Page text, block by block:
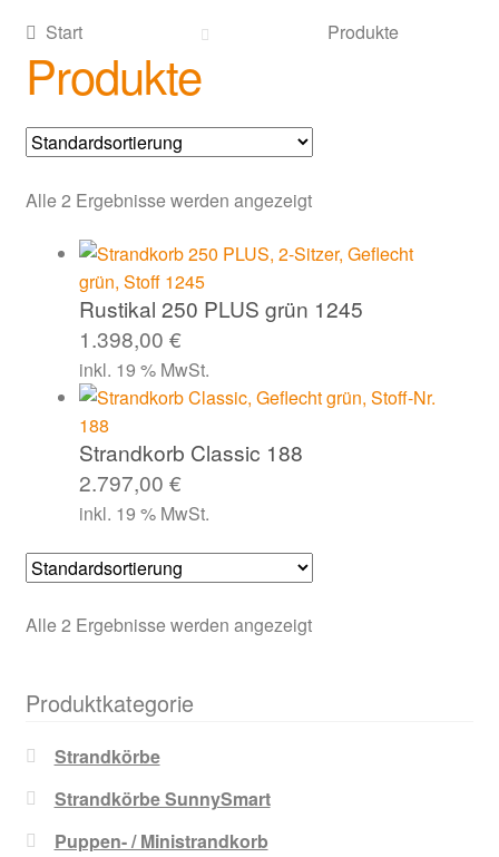
Start Produkte
Produkte
Alle 2 Ergebnisse werden angezeigt
Rustikal 250 PLUS grün 1245
1.398,00 €
inkl. 19 % MwSt.
Strandkorb Classic 188
2.797,00 €
inkl. 19 % MwSt.
Alle 2 Ergebnisse werden angezeigt
Produktkategorie
Strandkörbe
Strandkörbe SunnySmart
Puppen- / Ministrandkorb